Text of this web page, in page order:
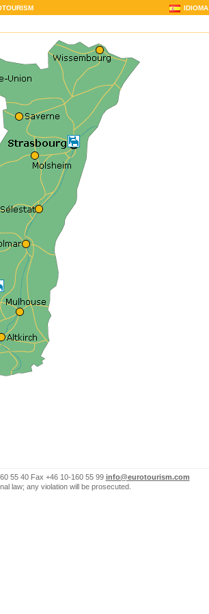
IDIOMA
55 40 Fax +46 10-160 55 99 info@eurotourism.com
law; any violation will be prosecuted.